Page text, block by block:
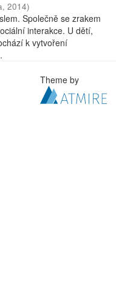
, 2014)
Společně se zrakem
interakce. U dětí,
k vytvoření
Theme by